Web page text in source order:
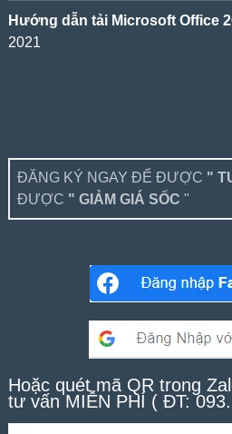
Hướng dẫn tải Microsoft Office
2021
ĐĂNG KÝ NGAY ĐỂ ĐƯỢC "
ĐƯỢC " GIẢM GIÁ SỐC "
Hoặc quét mã QR trong
tư vấn MIỄN PHÍ ( ĐT: